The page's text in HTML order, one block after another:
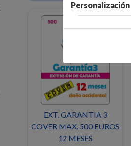
EXT. GARANTIA 3
COVER MAX. 500 EUROS
12 MESES
Personalización